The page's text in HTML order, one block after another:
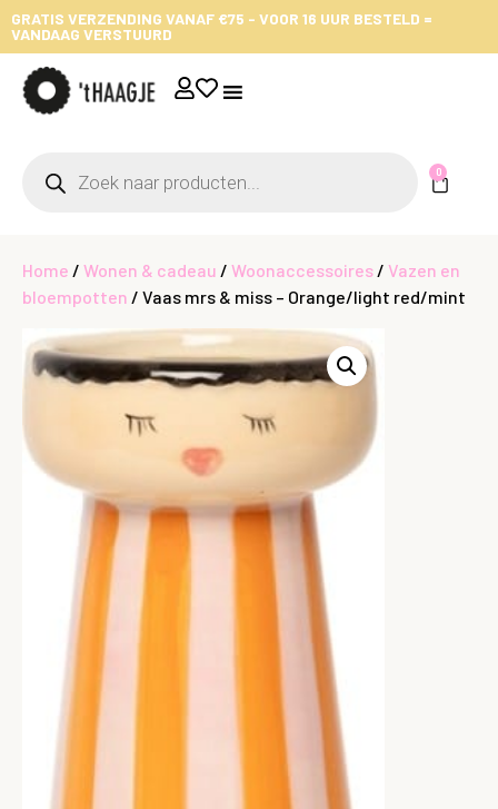
GRATIS VERZENDING VANAF €75 - VOOR 16 UUR BESTELD =
VANDAAG VERSTUURD
0
Home / Wonen & cadeau / Woonaccessoires / Vazen en
bloempotten / Vaas mrs & miss – Orange/light red/mint